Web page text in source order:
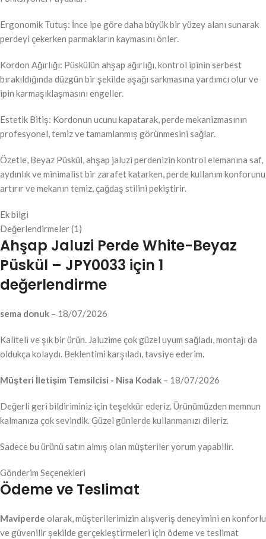
Ergonomik Tutuş: İnce ipe göre daha büyük bir yüzey alanı sunarak
perdeyi çekerken parmakların kaymasını önler.
Kordon Ağırlığı: Püskülün ahşap ağırlığı, kontrol ipinin serbest
bırakıldığında düzgün bir şekilde aşağı sarkmasına yardımcı olur ve
ipin karmaşıklaşmasını engeller.
Estetik Bitiş: Kordonun ucunu kapatarak, perde mekanizmasının
profesyonel, temiz ve tamamlanmış görünmesini sağlar.
Özetle, Beyaz Püskül, ahşap jaluzi perdenizin kontrol elemanına saf,
aydınlık ve minimalist bir zarafet katarken, perde kullanım konforunu
artırır ve mekanın temiz, çağdaş stilini pekiştirir.
Ek bilgi
Değerlendirmeler (1)
Ahşap Jaluzi Perde White-Beyaz
Püskül – JPY0033 için 1
değerlendirme
sema donuk – 18/07/2026
Kaliteli ve şık bir ürün. Jaluzime çok güzel uyum sağladı, montajı da
oldukça kolaydı. Beklentimi karşıladı, tavsiye ederim.
Müşteri İletişim Temsilcisi - Nisa Kodak – 18/07/2026
Değerli geri bildiriminiz için teşekkür ederiz. Ürünümüzden memnun
kalmanıza çok sevindik. Güzel günlerde kullanmanızı dileriz.
Sadece bu ürünü satın almış olan müşteriler yorum yapabilir.
Gönderim Seçenekleri
Ödeme ve Teslimat
Maviperde olarak, müşterilerimizin alışveriş deneyimini en konforlu
ve güvenilir şekilde gerçekleştirmeleri için ödeme ve teslimat